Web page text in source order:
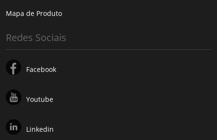
Mapa de Produto
Redes Sociais
Facebook
Youtube
Linkedin